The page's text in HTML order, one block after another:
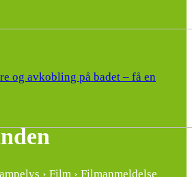
og avkobling på badet – få en
› Film › Filmanmeldelse